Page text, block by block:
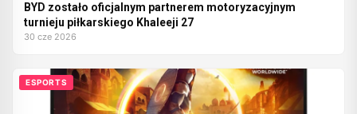
BYD zostało oficjalnym partnerem motoryzacyjnym
turnieju piłkarskiego Khaleeji 27
30 cze 2026
ESPORTS